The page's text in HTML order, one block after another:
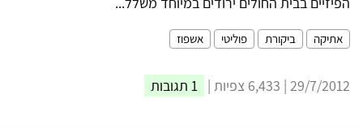
אתיקה ביקורת פוליטי אשפוז
29/7/2012 | 6,433 צפיות | 1 תגובות